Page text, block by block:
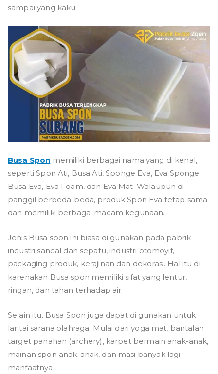
sampai yang kaku.
Busa Spon memiliki berbagai nama yang di kenal,
seperti Spon Ati, Busa Ati, Sponge Eva, Eva Sponge,
Busa Eva, Eva Foam, dan Eva Mat. Walaupun di
panggil berbeda-beda, produk Spon Eva tetap sama
dan memiliki berbagai macam kegunaan.
Jenis Busa spon ini biasa di gunakan pada pabrik
industri sandal dan sepatu, industri otomoyif,
packaging produk, kerajinan dan dekorasi. Hal itu di
karenakan Busa spon memiliki sifat yang lentur,
ringan, dan tahan terhadap air.
Selain itu, Busa Spon juga dapat di gunakan untuk
lantai sarana olahraga. Mulai dari yoga mat, bantalan
target panahan (archery), karpet bermain anak-anak,
mainan spon anak-anak, dan masi banyak lagi
manfaatnya.